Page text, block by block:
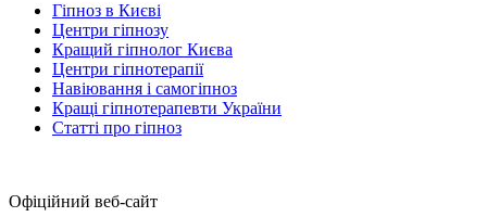
Гіпноз в Києві
Центри гіпнозу
Кращий гіпнолог Києва
Центри гіпнотерапії
Навіювання і самогіпноз
Кращі гіпнотерапевти України
Статті про гіпноз
Офіційний веб-сайт